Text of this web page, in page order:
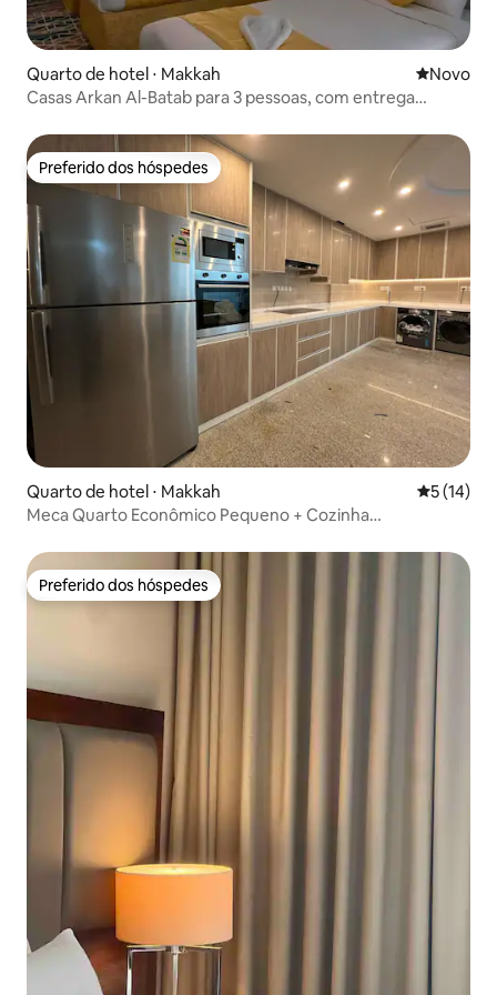
Quarto de hotel ⋅ Makkah Novo
Novo
Casas Arkan Al-Batab para 3 pessoas, com entrega
Preferido dos hóspedes
Preferido dos hóspedes
Quarto de hotel ⋅ Makkah 5 de uma
5 (14)
Meca Quarto Econômico Pequeno + Cozinha
Preferido dos hóspedes
Preferido dos hóspedes